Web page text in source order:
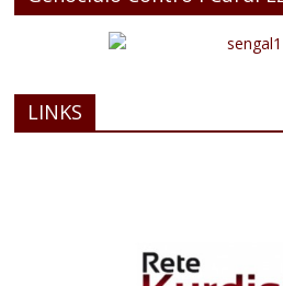
LINKS